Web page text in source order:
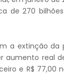
de 270
a extinção
real
e R$ 77,00